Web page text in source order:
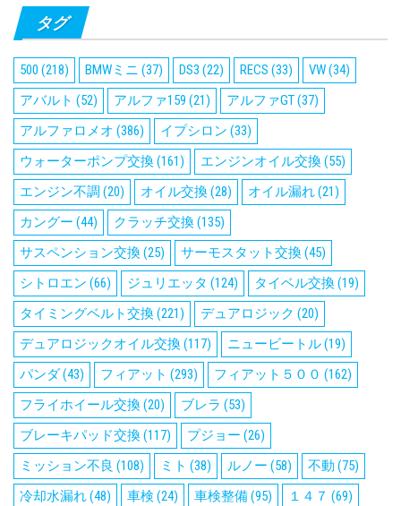
タグ
500 (218) BMWミニ (37) DS3 (22) RECS (33) VW(34)
アバルト (52) アルファ159 (21) アルファGT(37)
アルファロメオ (386) イプシロン (33)
ウォーターポンプ交換(161) エンジンオイル交換(55)
エンジン不調 (20) オイル交換(28) オイル漏れ(21)
カングー (44) クラッチ交換(135)
サスペンション交換(25) サーモスタット交換(45)
シトロエン (66) ジュリエッタ (124) タイベル交換(19)
タイミングベルト交換(221) デュアロジック (20)
デュアロジックオイル交換(117) ニュービートル(19)
パンダ(43) フィアット (293) フィアット５００ (162)
フライホイール交換(20) ブレラ (53)
ブレーキパッド交換(117) プジョー (26)
ミッション不良 (108) ミト (38) ルノー (58) 不動 (75)
冷却水漏れ(48) 車検 (24) 車検整備(95) １４７ (69)